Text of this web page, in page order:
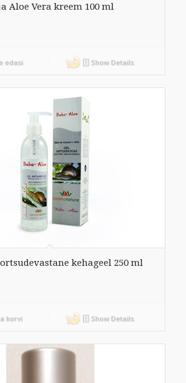
Aloe Vera kreem 100 ml
edasi Show Details
kehageel 250 ml
korvi Show Details